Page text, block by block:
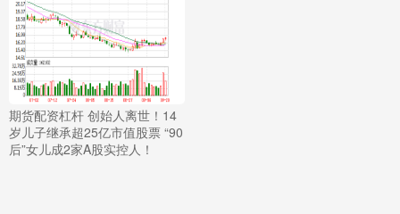
期货配资杠杆 创始人离世！14
岁儿子继承超25亿市值股票 “90
后”女儿成2家A股实控人！